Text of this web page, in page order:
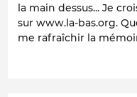
la main dessus... Je
sur www.la-bas.org.
me rafraîchir la